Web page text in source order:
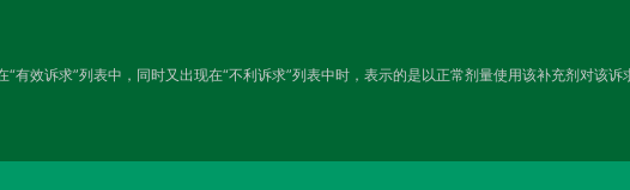
有效诉求”列表中，同时又出现在“不利诉求”列表中时，表示的是以正常剂量使用该补充剂对该